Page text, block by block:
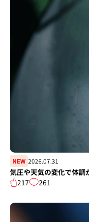
NEW 2026.07.31
気圧や天気の変化で体調
217
261